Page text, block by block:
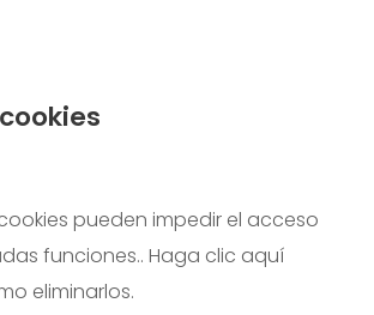
pueden impedir el acceso
funciones.. Haga clic aquí
eliminarlos.